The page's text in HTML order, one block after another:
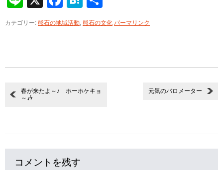
有
カテゴリー: 熊石の地域活動 熊石の文化 パーマリンク
春が来たよ～♪ ホーホケキョ
～🎶
元気のバロメーター
コメントを残す